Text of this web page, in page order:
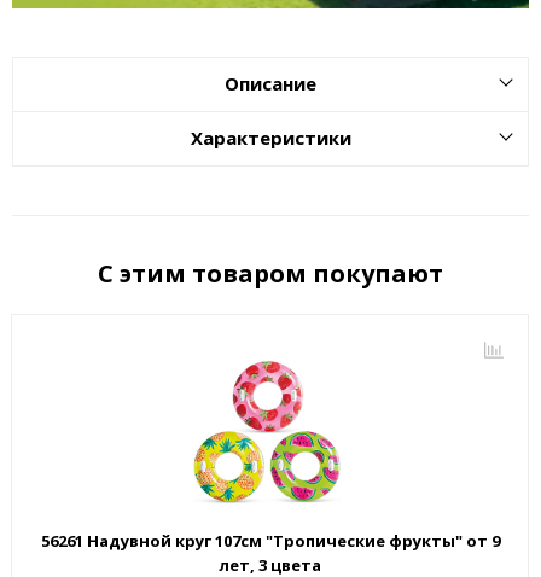
Описание
Характеристики
С этим товаром покупают
56261 Надувной круг 107см "Тропические фрукты" от 9
лет, 3 цвета